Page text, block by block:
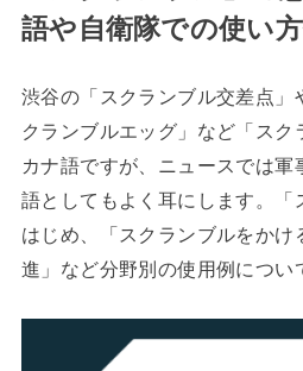
語や自衛隊での使い
渋谷の「スクランブル交差点」
クランブルエッグ」など「スク
カナ語ですが、ニュースでは軍
語としてもよく耳にします。「
はじめ、「スクランブルをかけ
進」など分野別の使用例につい